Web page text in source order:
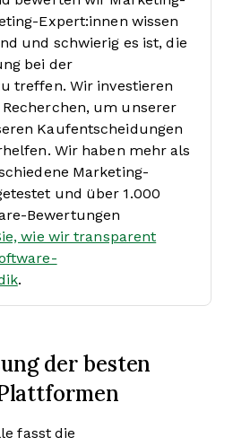
Expert:innen wissen
und schwierig es ist, die
bei der
treffen. Wir investieren
um unserer
Kaufentscheidungen
Wir haben mehr als
Marketing-
und über 1.000
Bewertungen
wie wir transparent
.
der besten
fasst die